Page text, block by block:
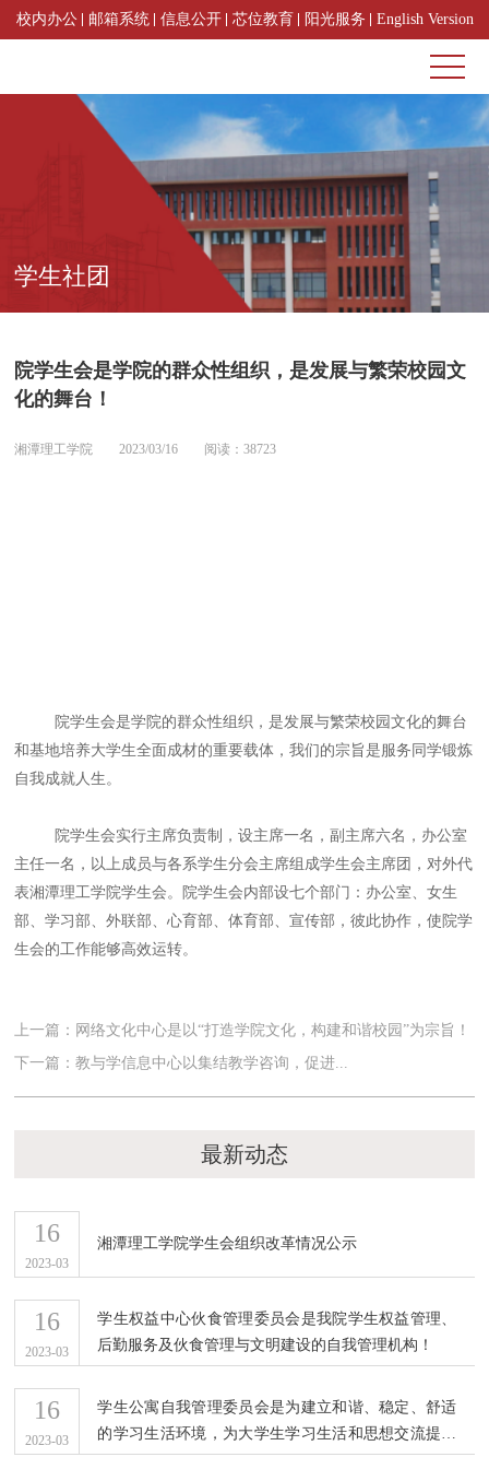
校内办公 邮箱系统 信息公开 芯位教育 阳光服务 English Version
学生社团
院学生会是学院的群众性组织，是发展与繁荣校园文
化的舞台！
湘潭理工学院 2023/03/16 阅读：38723
院学生会是学院的群众性组织，是发展与繁荣校园文化的舞台
和基地培养大学生全面成材的重要载体，我们的宗旨是服务同学锻炼
自我成就人生。
院学生会实行主席负责制，设主席一名，副主席六名，办公室
主任一名，以上成员与各系学生分会主席组成学生会主席团，对外代
表湘潭理工学院学生会。院学生会内部设七个部门：办公室、女生
部、学习部、外联部、心育部、体育部、宣传部，彼此协作，使院学
生会的工作能够高效运转。
上一篇：网络文化中心是以“打造学院文化，构建和谐校园”为宗旨！
下一篇：教与学信息中心以集结教学咨询，促进...
最新动态
16
2023-03
湘潭理工学院学生会组织改革情况公示
16
2023-03
学生权益中心伙食管理委员会是我院学生权益管理、
后勤服务及伙食管理与文明建设的自我管理机构！
16
2023-03
学生公寓自我管理委员会是为建立和谐、稳定、舒适
的学习生活环境，为大学生学习生活和思想交流提供
一个平台，为展示高校校园文化文明而设立的学生会